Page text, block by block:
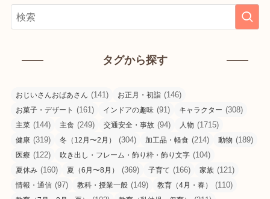
タグから探す
おじいさんおばあさん (141) お正月・初詣 (146)
お菓子・デザート (161) インドアの趣味 (91) キャラクター (308)
主菜 (144) 主食 (249) 交通安全・事故 (94) 人物 (1715)
健康 (319) 冬（12月〜2月） (304) 加工品・軽食 (214) 動物 (189)
医療 (122) 吹き出し・フレーム・飾り枠・飾り文字 (104)
夏休み (160) 夏（6月〜8月） (369) 子育て (166) 家族 (121)
情報・通信 (97) 教科・授業一般 (149) 教育（4月・春） (110)